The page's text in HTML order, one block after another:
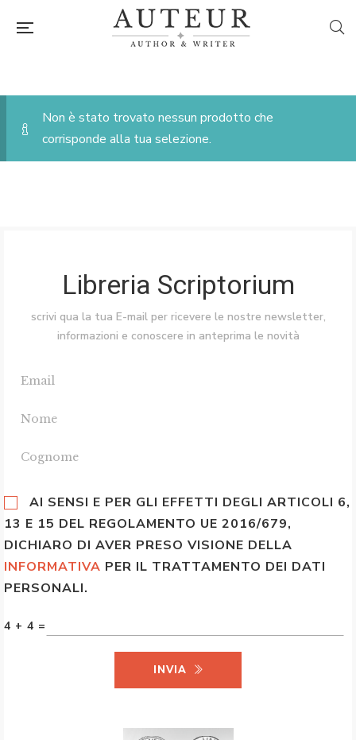
Non è stato trovato nessun prodotto che
corrisponde alla tua selezione.
Libreria Scriptorium
scrivi qua la tua E-mail per ricevere le nostre newsletter,
informazioni e conoscere in anteprima le novità
AI SENSI E PER GLI EFFETTI DEGLI ARTICOLI 6,
13 E 15 DEL REGOLAMENTO UE 2016/679,
DICHIARO DI AVER PRESO VISIONE DELLA
INFORMATIVA PER IL TRATTAMENTO DEI DATI
PERSONALI.
4 + 4 =
INVIA